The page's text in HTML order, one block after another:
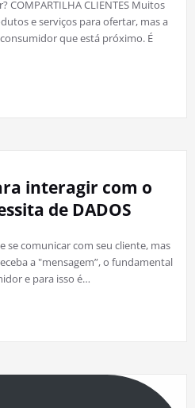
COMPARTILHA CLIENTES Muitos
e serviços para ofertar, mas a
que está próximo. É
interagir com o
de DADOS
se comunicar com seu cliente, mas
a "mensagem”, o fundamental
e para isso é…